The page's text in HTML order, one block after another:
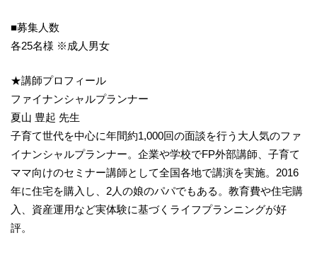
■募集人数
各25名様 ※成人男女
★講師プロフィール
ファイナンシャルプランナー
夏山 豊起 先生
子育て世代を中心に年間約1,000回の面談を行う大人気のファ
イナンシャルプランナー。企業や学校でFP外部講師、子育て
ママ向けのセミナー講師として全国各地で講演を実施。2016
年に住宅を購入し、2人の娘のパパでもある。教育費や住宅購
入、資産運用など実体験に基づくライフプランニングが好
評。